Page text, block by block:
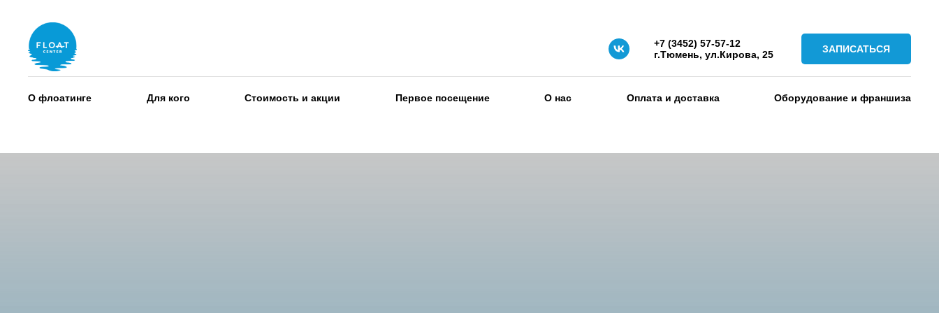
+7 (3452) 57-57-12
г.Тюмень, ул.Кирова, 25
ЗАПИСАТЬСЯ
О флоатинге Для кого Стоимость и акции Первое посещение О нас Оплата и доставка Оборудование и франшиза